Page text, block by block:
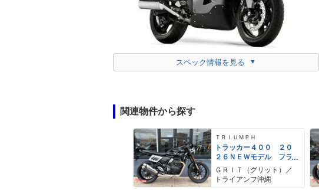
スペック情報を見る
関連物件から探す
ＴＲＩＵＭＰＨ
トラッカー４００ ２０
２６ＮＥＷモデル フラ
ットトラック トルクア
シストクラッチ トラク
ションコントロール
ＧＲＩＴ（グリット）／
トライアンフ沖縄